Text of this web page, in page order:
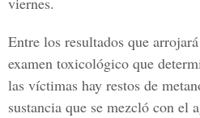
Entre los resultados que
examen toxicológico que
las víctimas hay restos de
sustancia que se mezcló con el